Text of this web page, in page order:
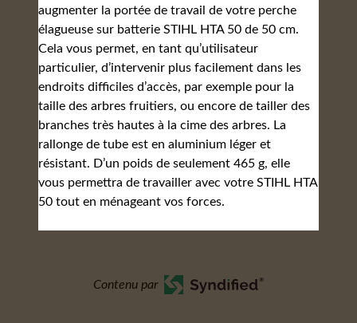
augmenter la portée de travail de votre perche
élagueuse sur batterie STIHL HTA 50 de 50 cm.
Cela vous permet, en tant qu’utilisateur
particulier, d’intervenir plus facilement dans les
endroits difficiles d’accès, par exemple pour la
taille des arbres fruitiers, ou encore de tailler des
branches très hautes à la cime des arbres. La
rallonge de tube est en aluminium léger et
résistant. D’un poids de seulement 465 g, elle
vous permettra de travailler avec votre STIHL HTA
50 tout en ménageant vos forces.
Contenu par